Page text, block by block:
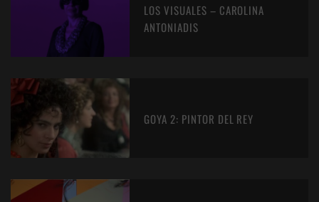
LOS VISUALES – CAROLINA
ANTONIADIS
GOYA 2: PINTOR DEL REY